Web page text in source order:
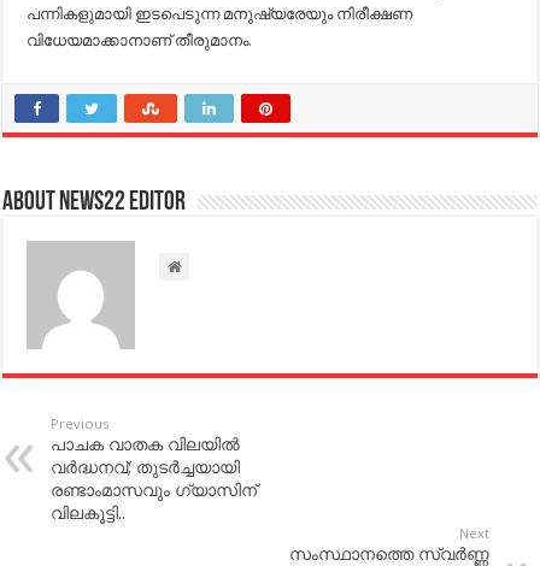
പന്നികളുമായി ഇടപെടുന്ന മനുഷ്യരേയും നിരീക്ഷണ
വിധേയമാക്കാനാണ് തീരുമാനം.
About NEWS22 EDITOR
Previous
പാചക വാതക വിലയില്‍
വര്‍ദ്ധനവ്; തുടര്‍ച്ചയായി
രണ്ടാംമാസവും ഗ്യാസിന്
വിലകൂട്ടി..
Next
സംസ്ഥാനത്തെ സ്വര്‍ണ്ണ